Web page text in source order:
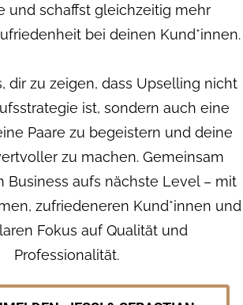
und schaffst gleichzeitig mehr
bei deinen Kund*innen.
dir zu zeigen, dass Upselling nicht
ist, sondern auch eine
Paare zu begeistern und deine
zu machen. Gemeinsam
Business aufs nächste Level – mit
zufriedeneren Kund*innen und
Fokus auf Qualität und
Professionalität.